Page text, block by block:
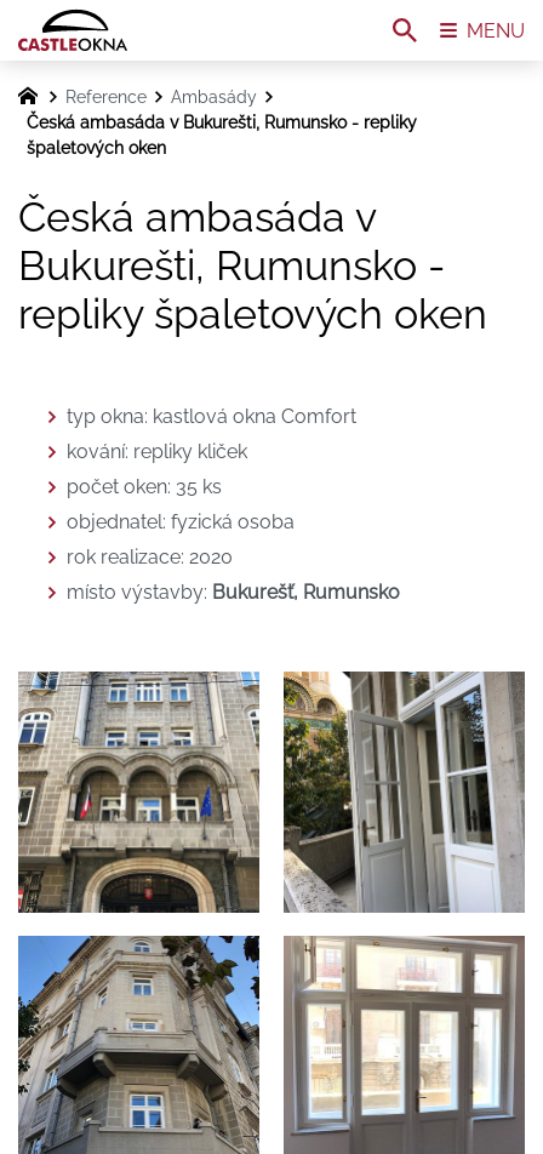
Reference
Ambasády
Česká ambasáda v Bukurešti, Rumunsko - repliky
špaletových oken
Česká ambasáda v
Bukurešti, Rumunsko -
repliky špaletových oken
typ okna: kastlová okna Comfort
kování: repliky kliček
počet oken: 35 ks
objednatel: fyzická osoba
rok realizace: 2020
místo výstavby: Bukurešť, Rumunsko
MENU